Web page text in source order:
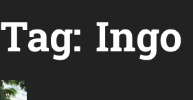
Tag:
សម រង្ស៊ី៖ កម្ពុជាគួរមើលគំរូ​តាម​
វៀតណាម ក្នុង​ការប្តូរ​មេដឹកនាំ របស់​
ខ្លួន